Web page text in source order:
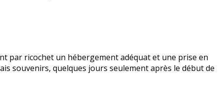
par ricochet un hébergement adéquat et une prise en
souvenirs, quelques jours seulement après le début de